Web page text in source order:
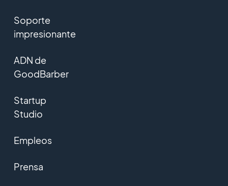
Soporte
impresionante
ADN de
GoodBarber
Startup
Studio
Empleos
Prensa